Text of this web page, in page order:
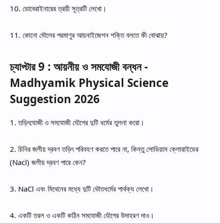
10. ডোবেরাইনারের ত্রয়ী সূত্রটি লেখো।
11. কোনো মৌলের পরমাণুর আয়নাইজেশন শক্তি বলতে কী বোঝায়?
চ্যাপ্টার 9 : আয়নীয় ও সমযোজী বন্ধন -
Madhyamik Physical Science
Suggestion 2026
1. তড়িৎযোজী ও সমযোজী যৌগের দুটি ধর্মের তুলনা করো।
2. চিনির জলীয় দ্রবণ তড়িৎ পরিবহণ করতে পারে না, কিন্তু সোডিয়াম ক্লোরাইডের
(Nacl) জলীয় দ্রবণ পারে কেন?
3. NaCl এবং মিথেনের মধ্যে দুটি ভৌতধর্মের পার্থক্য লেখো।
4. একটি তরল ও একটি কঠিন সমযোজী যৌগের উদাহরণ দাও।